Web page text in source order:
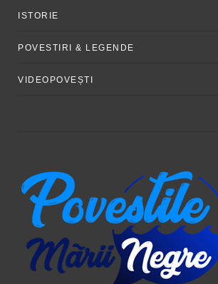
ISTORIE
POVESTIRI & LEGENDE
VIDEOPOVEȘTI